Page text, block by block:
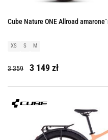
Cube Nature ONE Allroad
XS S M
3 359 3 149 zł